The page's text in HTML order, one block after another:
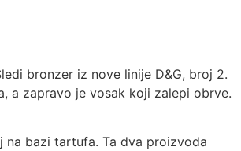
bronzer iz nove linije D&G, broj 2.
a zapravo je vosak koji zalepi obrve.
na bazi tartufa. Ta dva proizvoda